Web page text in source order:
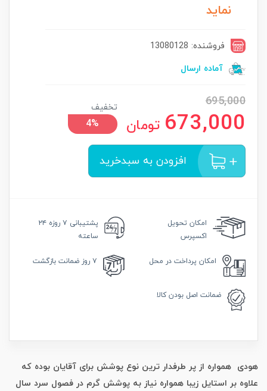
نماید
فروشنده: 13080128
آماده ارسال
695,000
673,000 تومان
تخفیف
4%
افزودن به سبدخرید
امکان تحویل
اکسپرس
پشتیبانی
۷ روزه ۲۴
ساعته
امکان پرداخت در محل ۷ روز ضمانت بازگشت
ضمانت اصل بودن کالا
هودی همواره از پر طرفدار ترین نوع پوشش برای آقایان بوده که
علاوه بر استایل زیبا همواره نیاز به پوشش گرم در فصول سرد سال